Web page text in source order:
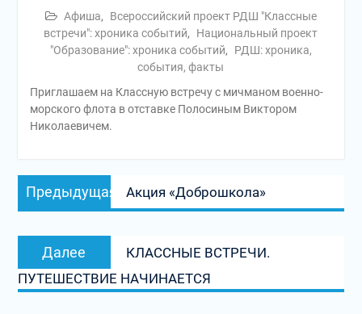
Афиша,
Всероссийский проект РДШ "Классные
встречи": хроника событий,
Национальный проект
"Образование": хроника событий,
РДШ: хроника,
события, факты
Приглашаем на Классную встречу с мичманом военно-
морского флота в отставке Полосиным Виктором
Николаевичем.
Навигация
по
Предыдущая
Предыдущая
запись:
Акция «Доброшкола»
Далее
запись:
КЛАССНЫЕ ВСТРЕЧИ.
ПУТЕШЕСТВИЕ НАЧИНАЕТСЯ